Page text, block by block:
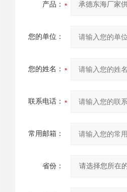
产品：
您的单位：
您的姓名：
联系电话：
常用邮箱：
省份：